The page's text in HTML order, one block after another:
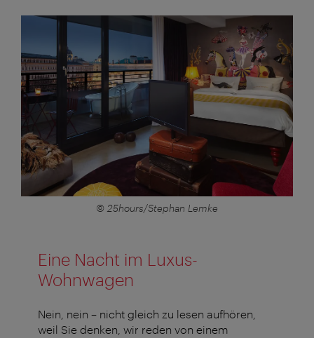
© 25hours/Stephan Lemke
Eine Nacht im Luxus-
Wohnwagen
Nein, nein – nicht gleich zu lesen aufhören,
weil Sie denken, wir reden von einem